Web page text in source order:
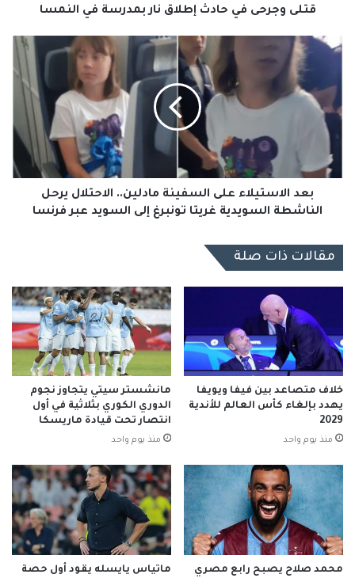
قتلى وجرحى في حادث إطلاق نار بمدرسة في النمسا
بعد
الاستيلاء
السفينة
مادلين..
الاحتلال
الناشطة
السويدية
تونبرغ
السويد
عبر
بعد الاستيلاء على السفينة مادلين.. الاحتلال يرحل
الناشطة السويدية غريتا تونبرغ إلى السويد عبر فرنسا
مقالات ذات صلة
خلاف متصاعد بين فيفا ويويفا
يهدد بإلغاء كأس العالم للأندية
2029
منذ يوم واحد
مانشستر سيتي يتجاوز نجوم
الدوري الكوري بثلاثية في أول
انتصار تحت قيادة ماريسكا
منذ يوم واحد
محمد صلاح يصبح رابع مصري
ماتياس يايسله يقود أول حصة